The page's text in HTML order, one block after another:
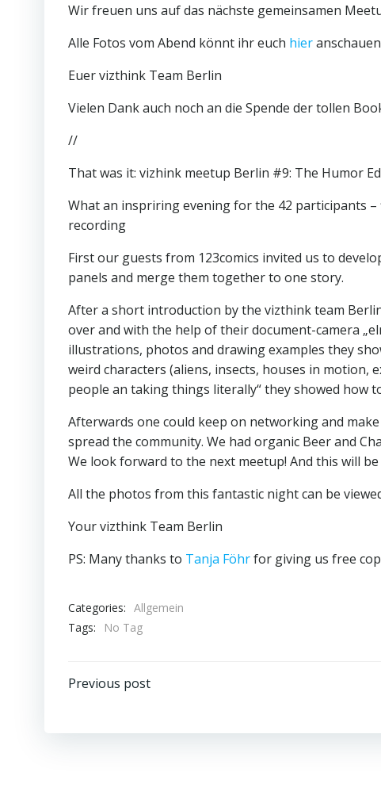
Wir freuen uns auf das nächste gemeinsamen
Alle Fotos vom Abend könnt ihr euch hier
Euer vizthink Team Berlin
Vielen Dank auch noch an die Spende der tollen
//
That was it: vizhink meetup Berlin #9: The Humor
What an inspriring evening for the 42 participants
recording
First our guests from 123comics invited us to
panels and merge them together to one story.
After a short introduction by the vizthink team
over and with the help of their document-camera
illustrations, photos and drawing examples they
weird characters (aliens, insects, houses in
people an taking things literally“ they showed how
Afterwards one could keep on networking and
spread the community. We had organic Beer and
We look forward to the next meetup! And this will be
All the photos from this fantastic night can be
Your vizthink Team Berlin
PS: Many thanks to Tanja Föhrfor giving us free
Categories: Allgemein
Tags:
No Tag
Beitragsnavigation
Previous post